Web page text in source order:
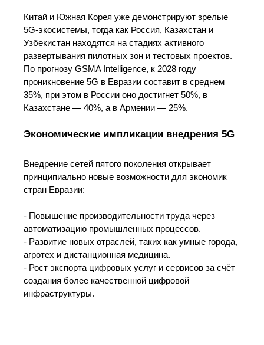
Китай и Южная Корея уже демонстрируют зрелые
5G-экосистемы, тогда как Россия, Казахстан и
Узбекистан находятся на стадиях активного
развертывания пилотных зон и тестовых проектов.
По прогнозу GSMA Intelligence, к 2028 году
проникновение 5G в Евразии составит в среднем
35%, при этом в России оно достигнет 50%, в
Казахстане — 40%, а в Армении — 25%.
Экономические импликации внедрения 5G
Внедрение сетей пятого поколения открывает
принципиально новые возможности для экономик
стран Евразии:
- Повышение производительности труда через
автоматизацию промышленных процессов.
- Развитие новых отраслей, таких как умные города,
агротех и дистанционная медицина.
- Рост экспорта цифровых услуг и сервисов за счёт
создания более качественной цифровой
инфраструктуры.